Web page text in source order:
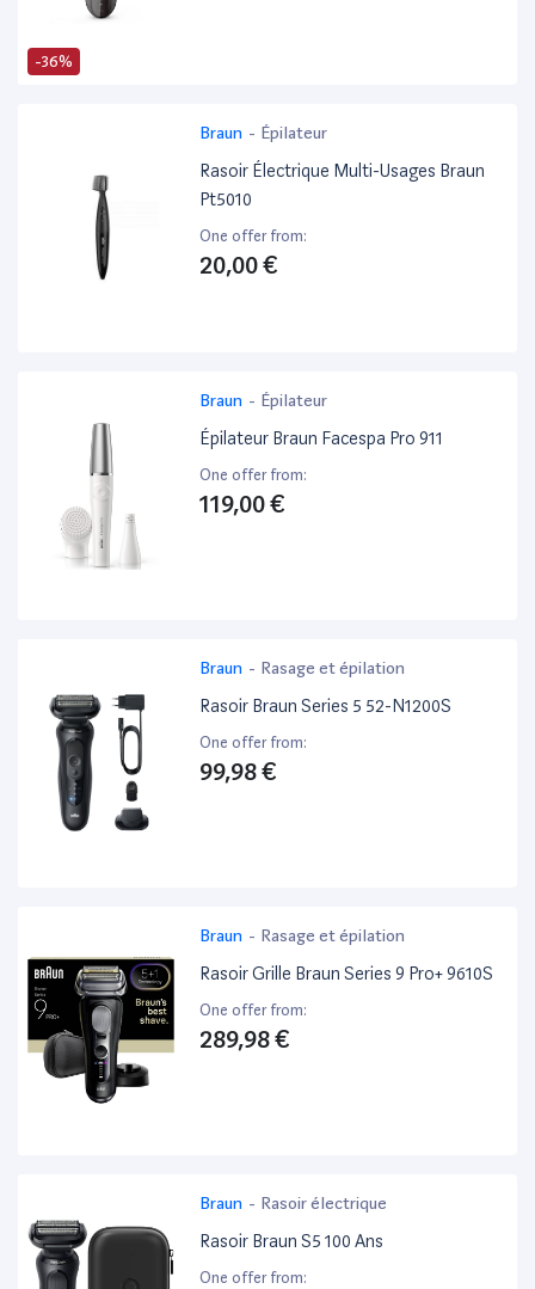
-36%
Braun - Épilateur
Rasoir Électrique Multi-Usages Braun
Pt5010
One offer from:
20,00 €
Braun - Épilateur
Épilateur Braun Facespa Pro 911
One offer from:
119,00 €
Braun - Rasage et épilation
Rasoir Braun Series 5 52-N1200S
One offer from:
99,98 €
Braun - Rasage et épilation
Rasoir Grille Braun Series 9 Pro+ 9610S
One offer from:
289,98 €
Braun - Rasoir électrique
Rasoir Braun S5 100 Ans
One offer from: